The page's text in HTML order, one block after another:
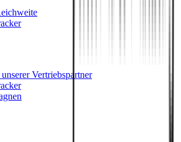
Vertriebspartner